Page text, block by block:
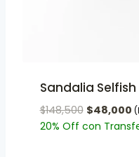
Sandalia
$148,500 $48,000
20% Off con